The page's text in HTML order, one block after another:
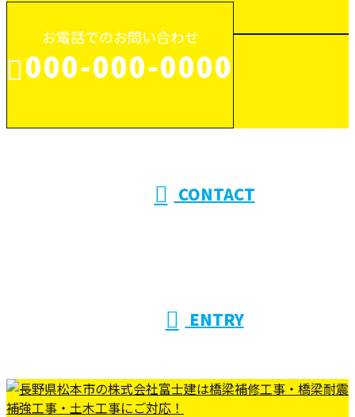
お電話でのお問い合わせ
000-000-0000
CONTACT
ENTRY